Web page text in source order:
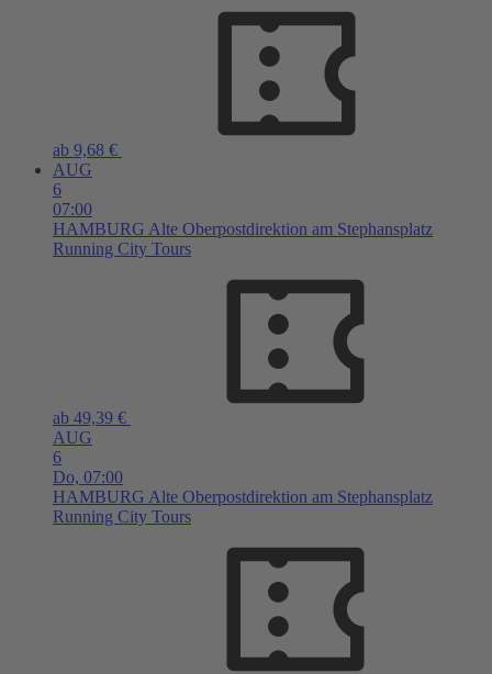
ab 9,68 €
AUG
6
07:00
HAMBURG Alte Oberpostdirektion am Stephansplatz
Running City Tours
ab 49,39 €
AUG
6
Do, 07:00
HAMBURG Alte Oberpostdirektion am Stephansplatz
Running City Tours